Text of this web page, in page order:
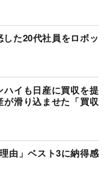
た20代社員をロボッ
ハイも日産に買収を提
滑り込ませた「買収
由」ベスト3に納得感